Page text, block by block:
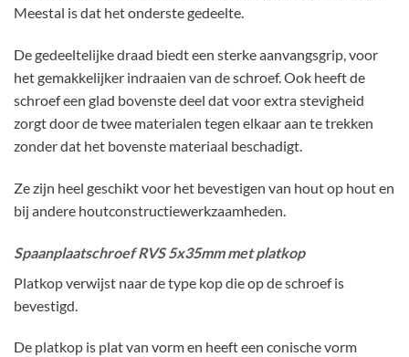
Meestal is dat het onderste gedeelte.
De gedeeltelijke draad biedt een sterke aanvangsgrip, voor
het gemakkelijker indraaien van de schroef. Ook heeft de
schroef een glad bovenste deel dat voor extra stevigheid
zorgt door de twee materialen tegen elkaar aan te trekken
zonder dat het bovenste materiaal beschadigt.
Ze zijn heel geschikt voor het bevestigen van hout op hout en
bij andere houtconstructiewerkzaamheden.
Spaanplaatschroef RVS 5x35mm met platkop
Platkop verwijst naar de type kop die op de schroef is
bevestigd.
De platkop is plat van vorm en heeft een conische vorm